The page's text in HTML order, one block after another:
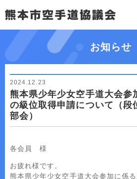
お知らせ
熊本県少年少女空手道大会参
の級位取得申請について（段
部会）
2024.12.23
各会員 様
お疲れ様です。
熊本県少年少女空手道大会参加に係